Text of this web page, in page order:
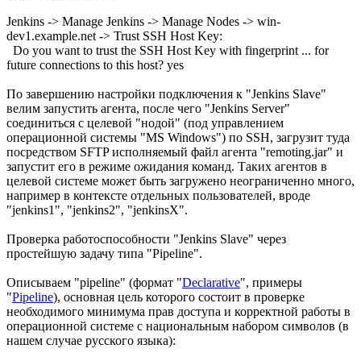
Jenkins -> Manage Jenkins -> Manage Nodes -> win-
dev1.example.net -> Trust SSH Host Key:
Do you want to trust the SSH Host Key with fingerprint ... for
future connections to this host? yes
По завершению настройки подключения к "Jenkins Slave"
велим запустить агента, после чего "Jenkins Server"
соединиться с целевой "нодой" (под управлением
операционной системы "MS Windows") по SSH, загрузит туда
посредством SFTP исполняемый файл агента "remoting.jar" и
запустит его в режиме ожидания команд. Таких агентов в
целевой системе может быть загружено неограниченно много,
например в контексте отдельных пользователей, вроде
"jenkins1", "jenkins2", "jenkinsX".
Проверка работоспособности "Jenkins Slave" через
простейшую задачу типа "Pipeline".
Описываем "pipeline" (формат "Declarative", примеры
"Pipeline), основная цель которого состоит в проверке
необходимого минимума прав доступа и корректной работы в
операционной системе с национальным набором символов (в
нашем случае русского языка):